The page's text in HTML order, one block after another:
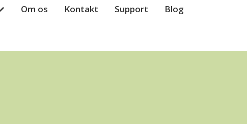
Om os Kontakt Support Blog